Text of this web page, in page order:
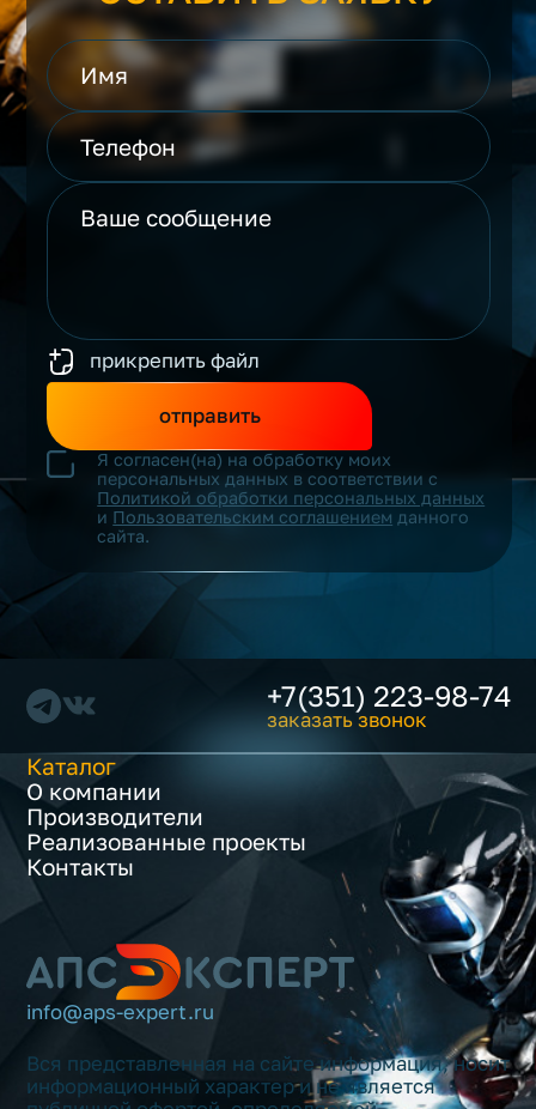
прикрепить файл
отправить
Я согласен(на) на обработку моих
персональных данных в соответствии с
Политикой обработки персональных данных
и Пользовательским соглашением данного
сайта.
+7(351) 223-98-74
заказать звонок
Каталог
О компании
Производители
Реализованные проекты
Контакты
info@aps-expert.ru
Вся представленная на сайте информация, носит
информационный характер и не является